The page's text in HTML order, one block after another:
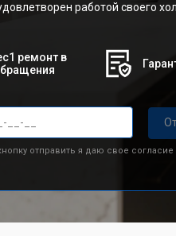
работой своего
ремонт в
отправить я даю свое согласие